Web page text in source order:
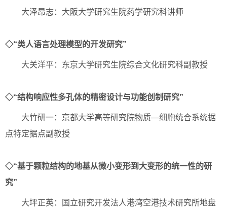
大泽昂志：大阪大学研究生院药学研究科讲师
◇“类人语言处理模型的开发研究”
大关洋平：东京大学研究生院综合文化研究科副教授
◇“结构响应性多孔体的精密设计与功能创制研究”
大竹研一：京都大学高等研究院物质—细胞统合系统据
点特定据点副教授
◇“基于颗粒结构的地基从微小变形到大变形的统一性的研
究”
大坪正英：国立研究开发法人港湾空港技术研究所地盘